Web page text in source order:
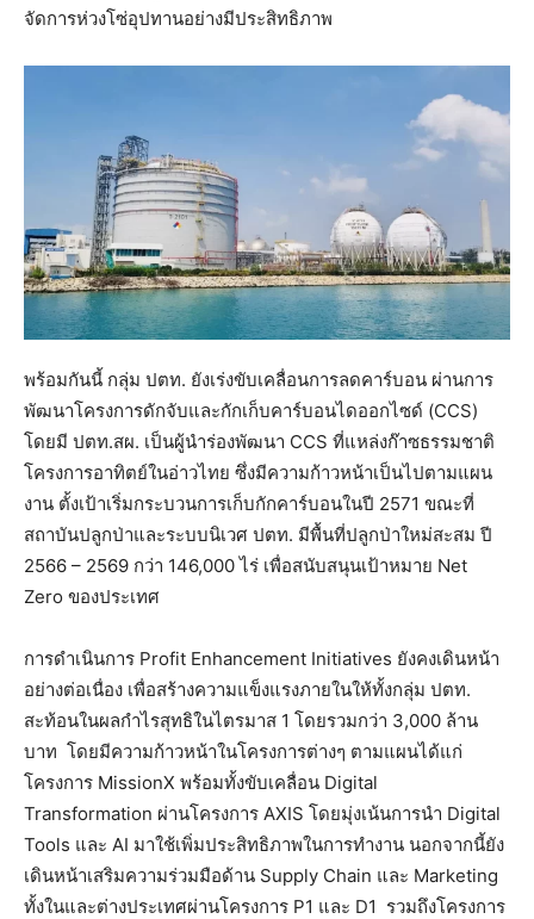
จัดการห่วงโซ่อุปทานอย่างมีประสิทธิภาพ
พร้อมกันนี้ กลุ่ม ปตท. ยังเร่งขับเคลื่อนการลดคาร์บอน ผ่านการ
พัฒนาโครงการดักจับและกักเก็บคาร์บอนไดออกไซด์ (CCS)
โดยมี ปตท.สผ. เป็นผู้นำร่องพัฒนา CCS ที่แหล่งก๊าซธรรมชาติ
โครงการอาทิตย์ในอ่าวไทย ซึ่งมีความก้าวหน้าเป็นไปตามแผน
งาน ตั้งเป้าเริ่มกระบวนการเก็บกักคาร์บอนในปี 2571 ขณะที่
สถาบันปลูกป่าและระบบนิเวศ ปตท. มีพื้นที่ปลูกป่าใหม่สะสม ปี
2566 – 2569 กว่า 146,000 ไร่ เพื่อสนับสนุนเป้าหมาย Net
Zero ของประเทศ
การดำเนินการ Profit Enhancement Initiatives ยังคงเดินหน้า
อย่างต่อเนื่อง เพื่อสร้างความแข็งแรงภายในให้ทั้งกลุ่ม ปตท.
สะท้อนในผลกำไรสุทธิในไตรมาส 1 โดยรวมกว่า 3,000 ล้าน
บาท โดยมีความก้าวหน้าในโครงการต่างๆ ตามแผนได้แก่
โครงการ MissionX พร้อมทั้งขับเคลื่อน Digital
Transformation ผ่านโครงการ AXIS โดยมุ่งเน้นการนำ Digital
Tools และ AI มาใช้เพิ่มประสิทธิภาพในการทำงาน นอกจากนี้ยัง
เดินหน้าเสริมความร่วมมือด้าน Supply Chain และ Marketing
ทั้งในและต่างประเทศผ่านโครงการ P1 และ D1 รวมถึงโครงการ